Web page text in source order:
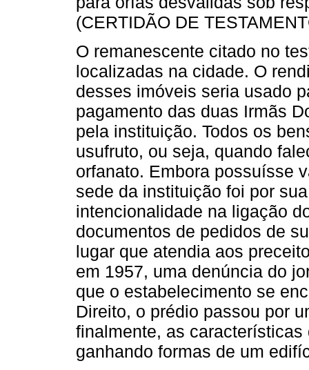
(CERTIDÃO DE
O remanescente citado no
localizadas na cidade. O
desses imóveis seria usado
pagamento das duas Irmãs
pela instituição. Todos os
usufruto, ou seja, quando
orfanato. Embora possuísse
sede da instituição foi por
intencionalidade na ligação
documentos de pedidos de
lugar que atendia aos
em 1957, uma denúncia do
que o estabelecimento se
Direito, o prédio passou por
finalmente, as
ganhando formas de um